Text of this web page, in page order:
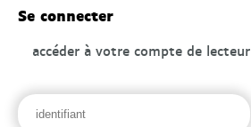
Se connecter
accéder à votre compte de lecteur